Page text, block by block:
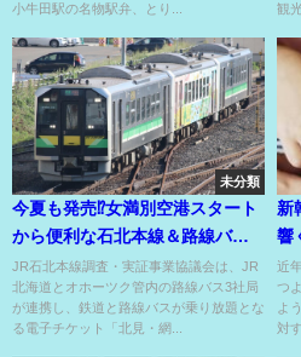
小牛田駅の名物駅弁、とり...
観
未分類
今夏も発売⁉女満別空港スタート
から便利な石北本線＆路線バス
が乗り放題の周遊フリーパス⁉
JR石北本線調査・実証事業協議会は、JR
北海道とオホーツク管内の路線バス3社局
が連携し、鉄道と路線バスが乗り放題とな
る電子チケット「北見・網...
新
響
加！
近
つ
よ
対